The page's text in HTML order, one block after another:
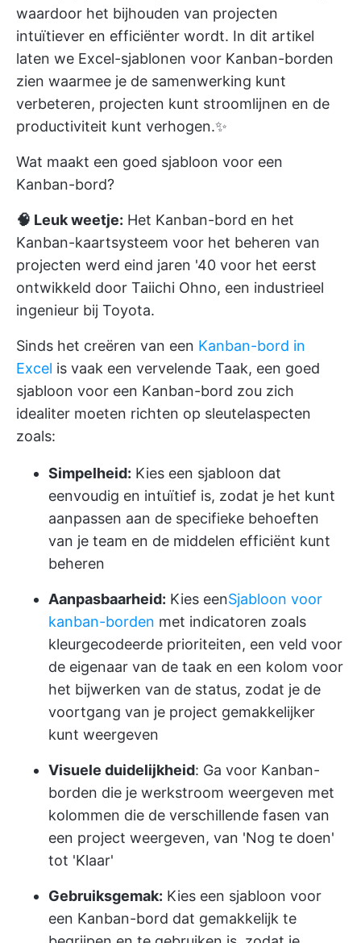
waardoor het bijhouden van projecten
intuïtiever en efficiënter wordt. In dit artikel
laten we Excel-sjablonen voor Kanban-borden
zien waarmee je de samenwerking kunt
verbeteren, projecten kunt stroomlijnen en de
productiviteit kunt verhogen.✨
Wat maakt een goed sjabloon voor een
Kanban-bord?
🧠 Leuk weetje: Het Kanban-bord en het
Kanban-kaartsysteem voor het beheren van
projecten werd eind jaren '40 voor het eerst
ontwikkeld door Taiichi Ohno, een industrieel
ingenieur bij Toyota.
Sinds het creëren van een Kanban-bord in
Excel is vaak een vervelende Taak, een goed
sjabloon voor een Kanban-bord zou zich
idealiter moeten richten op sleutelaspecten
zoals:
Simpelheid: Kies een sjabloon dat
eenvoudig en intuïtief is, zodat je het kunt
aanpassen aan de specifieke behoeften
van je team en de middelen efficiënt kunt
beheren
Aanpasbaarheid: Kies eenSjabloon voor
kanban-borden met indicatoren zoals
kleurgecodeerde prioriteiten, een veld voor
de eigenaar van de taak en een kolom voor
het bijwerken van de status, zodat je de
voortgang van je project gemakkelijker
kunt weergeven
Visuele duidelijkheid: Ga voor Kanban-
borden die je werkstroom weergeven met
kolommen die de verschillende fasen van
een project weergeven, van 'Nog te doen'
tot 'Klaar'
Gebruiksgemak: Kies een sjabloon voor
een Kanban-bord dat gemakkelijk te